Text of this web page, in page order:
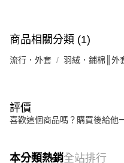
商品相關分類 (1)
流行．外套 羽絨．鋪棉║外
評價
喜歡這個商品嗎？購買後給他
本分類熱銷全站排行